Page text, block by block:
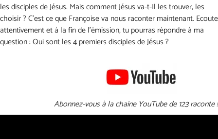
les disciples de Jésus. Mais comment Jésus va-t-Il les trouver, les
choisir ? C’est ce que Françoise va nous raconter maintenant. Ecoute
attentivement et à la fin de l’émission, tu pourras répondre à ma
question : Qui sont les 4 premiers disciples de Jésus ?
Abonnez-vous à la chaine YouTube de 123 raconte !